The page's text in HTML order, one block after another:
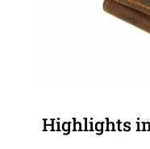
Highlights